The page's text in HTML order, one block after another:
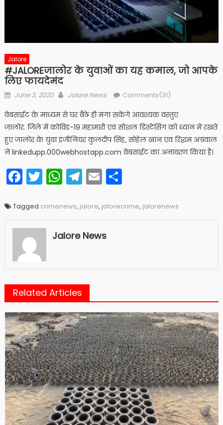
Jalore
#JALOREजालोर के युवाओं का यह कमाल, जो आपके
लिए फायदेमंद
Posted
June 3, 2020 Author
Jalore News Comments(31)
वेबसाईट के माध्यम से घर बैठे ही मंगा सकेंगे आवश्यक वस्तुएं
जालोर. जिले में कोविड-19 महामारी एवं सोशल डिस्टेंसिंग को ध्यान में रखते
हुए जालोर के युवा इंजीनियर कुलदीप सिंह, सोहेल खान एवं रिद्धम अग्रवाल
ने linkedupp.000webhostapp.com वेबसाईट का अनावरण किया है।
Facebook
Twitter
WhatsApp
Telegram
EmailShare
Tagged crimenews, jalore, jalorecrime, jalorenews
Jalore News
Related Articles